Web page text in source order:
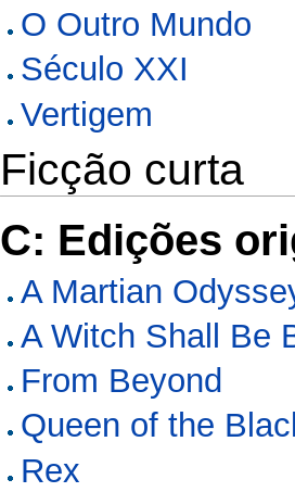
O Outro Mundo
Século XXI
Vertigem
Ficção curta
C: Edições
A Martian
A Witch Shall Be
From Beyond
Queen of the
Rex